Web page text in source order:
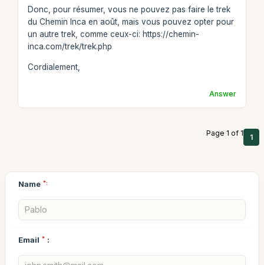
Donc, pour résumer, vous ne pouvez pas faire le trek
du Chemin Inca en août, mais vous pouvez opter pour
un autre trek, comme ceux-ci: https://chemin-
inca.com/trek/trek.php
Cordialement,
Answer
Page 1 of 1 1
Name *:
Email * :